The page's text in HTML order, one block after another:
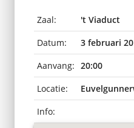
Zaal:
't Viaduct
Datum:
3 februari
Aanvang: 20:00
Locatie:
Info: